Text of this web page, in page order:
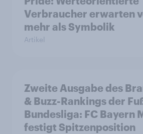
Verbraucher erwarten
mehr als Symbolik
Artikel
Zweite Ausgabe des
& Buzz-Rankings der
Bundesliga: FC Bayern
festigt Spitzenposition